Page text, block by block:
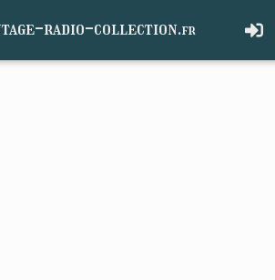
radio-collection.fr